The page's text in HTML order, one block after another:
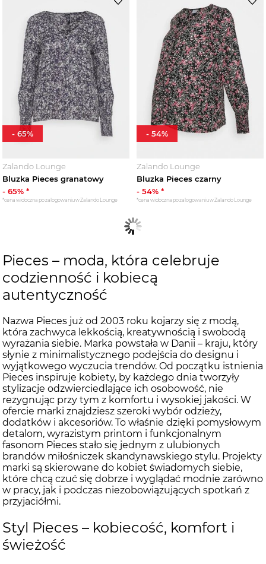
Zalando Lounge
Bluzka Pieces granatowy
- 65% *
*cena widoczna po zalogowaniu w Zalando Lounge
- 65%
Zalando Lounge
Bluzka Pieces czarny
- 54% *
*cena widoczna po zalogowaniu w Zalando Lounge
- 54%
Pieces – moda, która celebruje
codzienność i kobiecą
autentyczność
Nazwa Pieces już od 2003 roku kojarzy się z modą,
która zachwyca lekkością, kreatywnością i swobodą
wyrażania siebie. Marka powstała w Danii – kraju, który
słynie z minimalistycznego podejścia do designu i
wyjątkowego wyczucia trendów. Od początku istnienia
Pieces inspiruje kobiety, by każdego dnia tworzyły
stylizacje odzwierciedlające ich osobowość, nie
rezygnując przy tym z komfortu i wysokiej jakości. W
ofercie marki znajdziesz szeroki wybór odzieży,
dodatków i akcesoriów. To właśnie dzięki pomysłowym
detalom, wyrazistym printom i funkcjonalnym
fasonom Pieces stało się jednym z ulubionych
brandów miłośniczek skandynawskiego stylu. Projekty
marki są skierowane do kobiet świadomych siebie,
które chcą czuć się dobrze i wyglądać modnie zarówno
w pracy, jak i podczas niezobowiązujących spotkań z
przyjaciółmi.
Styl Pieces – kobiecość, komfort i
świeżość